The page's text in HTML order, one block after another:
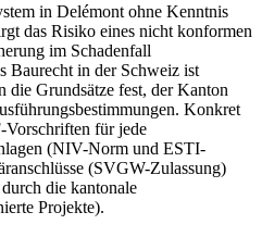
in Delémont ohne Kenntnis
das Risiko eines nicht konformen
im Schadenfall
Baurecht in der Schweiz ist
die Grundsätze fest, der Kanton
Konkret
für jede
(NIV-Norm und ESTI-
(SVGW-Zulassung)
die kantonale
Projekte).